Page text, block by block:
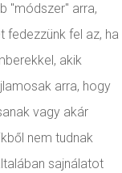
"módszer" arra,
fedezzünk fel az, ha
akik
arra, hogy
vagy akár
nem tudnak
sajnálatot